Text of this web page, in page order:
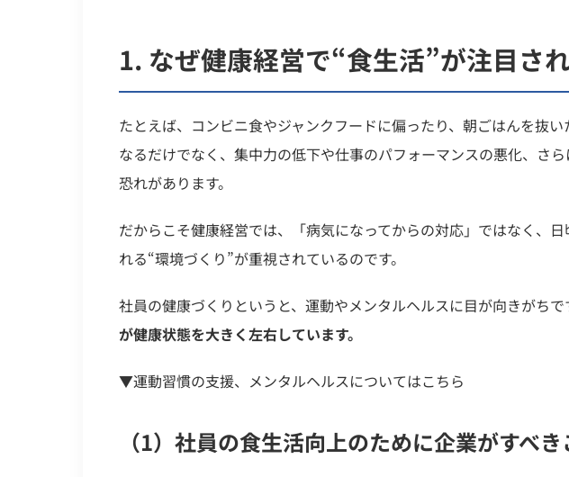
1. なぜ健康経営で“食生活”が注目さ
たとえば、コンビニ食やジャンクフードに偏ったり、朝ごはんを抜
なるだけでなく、集中力の低下や仕事のパフォーマンスの悪化、さ
恐れがあります。
だからこそ健康経営では、「病気になってからの対応」ではなく、
れる“環境づくり”が重視されているのです。
社員の健康づくりというと、運動やメンタルヘルスに目が向きがち
が健康状態を大きく左右しています。
▼運動習慣の支援、メンタルヘルスについてはこちら
（1） 社員の食生活向上のために企業がすべき